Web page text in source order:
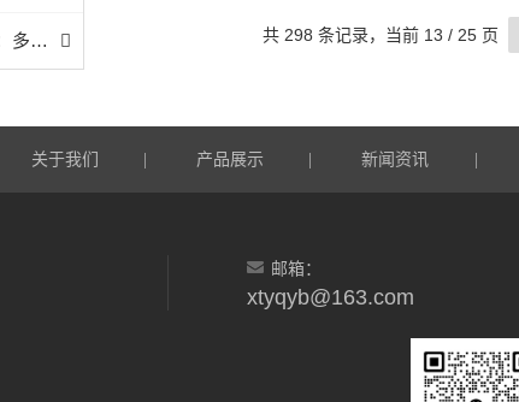
之道 共 298 条记录，当前 13 / 25 页
关于我们 产品展示 新闻资讯
邮箱：
xtyqyb@163.com